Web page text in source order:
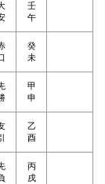
壬
午
癸
未
甲
申
乙
酉
丙
戌